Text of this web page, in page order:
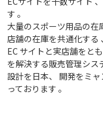
す 。
大量のスポーツ用品の在
店舗の在庫を共通化する
EC サイトと実店舗をと
を解決する販売管理シス
設計を日本、 開発をミ
っております 。